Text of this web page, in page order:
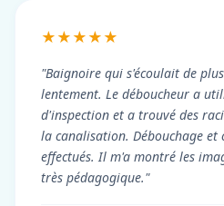
★★★★★
"Baignoire qui s'écoulait de
lentement. Le déboucheur a
d'inspection et a trouvé des
la canalisation. Débouchage et
effectués. Il m'a montré les
très pédagogique."